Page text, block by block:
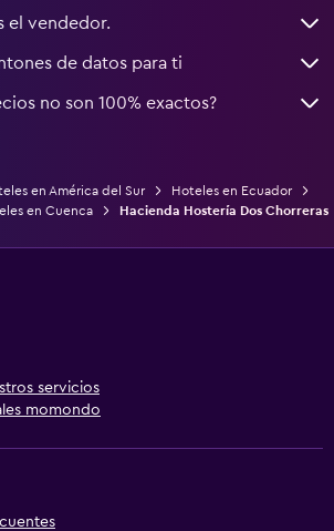
el vendedor.
de datos para ti
no son 100% exactos?
en América del Sur
Hoteles en Ecuador
en Cuenca Hacienda Hostería Dos Chorreras
servicios
momondo